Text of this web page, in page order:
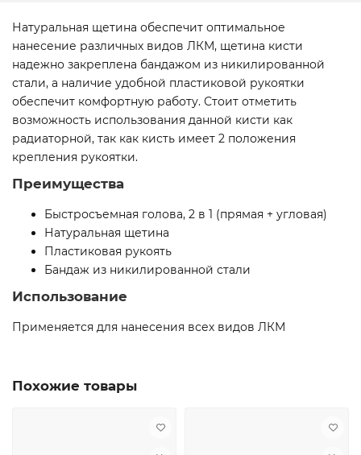
Натуральная щетина обеспечит оптимальное
нанесение различных видов ЛКМ, щетина кисти
надежно закреплена бандажом из никилированной
стали, а наличие удобной пластиковой рукоятки
обеспечит комфортную работу. Стоит отметить
возможность использования данной кисти как
радиаторной, так как кисть имеет 2 положения
крепления рукоятки.
Преимущества
Быстросъемная голова, 2 в 1 (прямая + угловая)
Натуральная щетина
Пластиковая рукоять
Бандаж из никилированной стали
Использование
Применяется для нанесения всех видов ЛКМ
Похожие товары